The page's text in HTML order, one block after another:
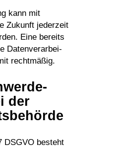
kann mit
Zukunft jeder­zeit
Eine bereits
Daten­ver­ar­bei­
rechtmäßig.
der
DSGVO besteht